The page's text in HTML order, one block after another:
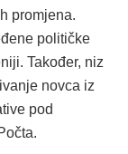
promjena.
političke
Također, niz
novca iz
pod